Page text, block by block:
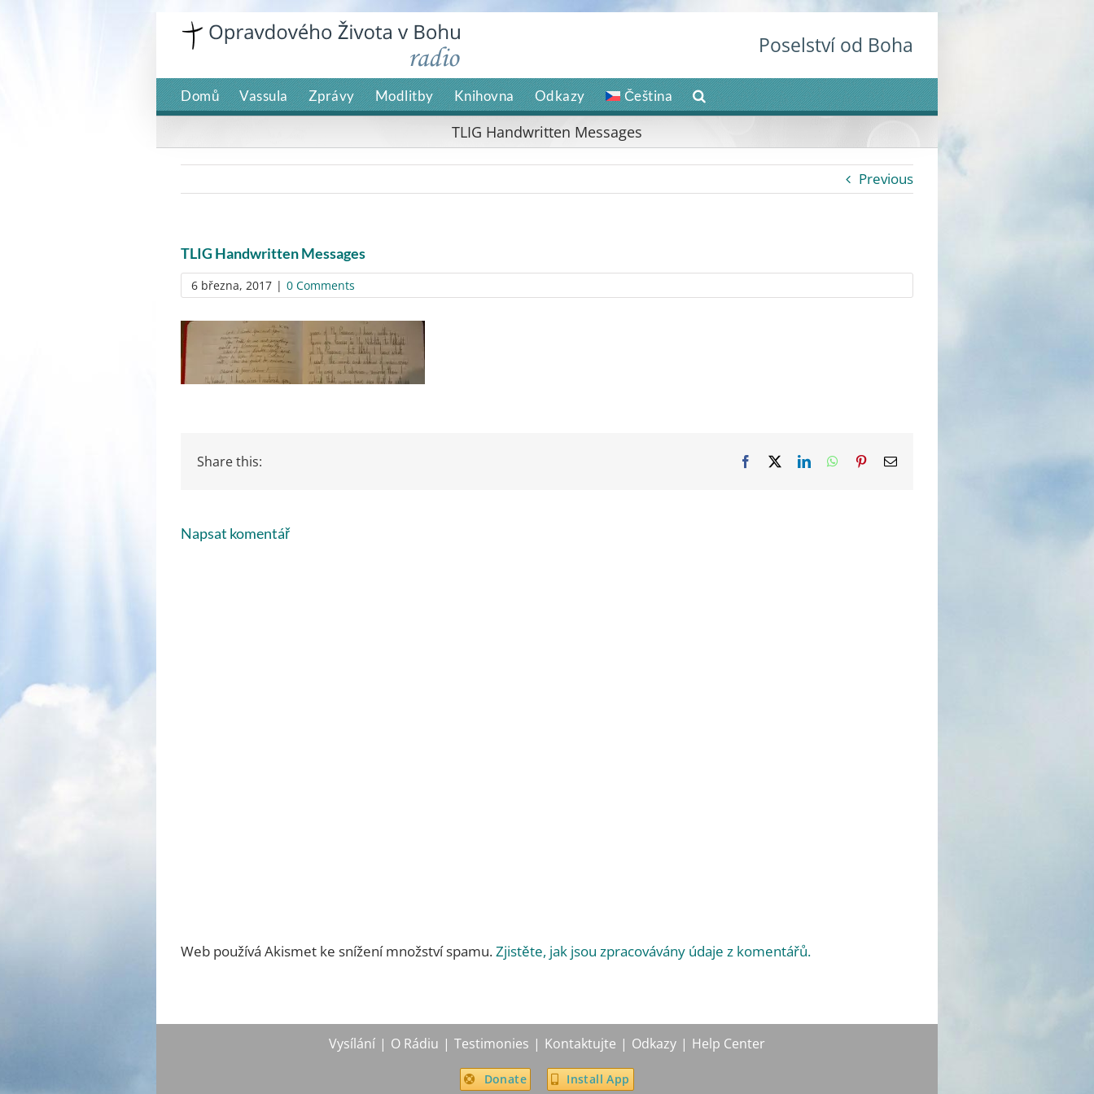
Poselství od Boha
Domů Vassula Zprávy Modlitby Knihovna Odkazy Čeština
TLIG Handwritten Messages
Previous
TLIG Handwritten Messages
6 března, 2017 | 0 Comments
Share this: Facebook LinkedInWhatsApp
PinterestEmail
Napsat komentář
Web používá Akismet ke snížení množství spamu.Zjistěte, jak jsou zpracovávány údaje z komentářů.
Vysílání O Rádiu Testimonies Kontaktujte Odkazy Help Center
Donate Install App